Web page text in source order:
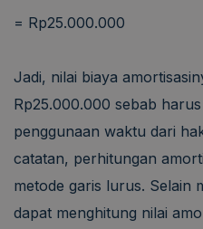
= Rp25.000.000
Jadi, nilai biaya
Rp25.000.000 sebab
penggunaan waktu dari
catatan, perhitungan
metode garis lurus. Selain
dapat menghitung nilai